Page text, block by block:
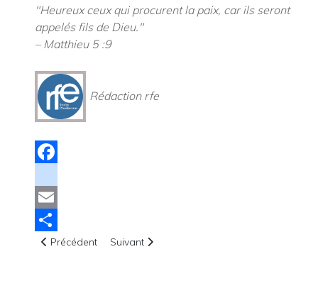
"Heureux ceux qui procurent la paix, car ils seront
appelés fils de Dieu."
– Matthieu 5 :9
Rédaction rfe
instagram
Email
Share
Article précédent : Crucifié pour sa Foi aux usa !
Précédent Article suivant : Les Prières d’une Mère
Suivant